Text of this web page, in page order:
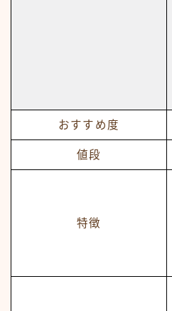
おすすめ度
値段
特徴